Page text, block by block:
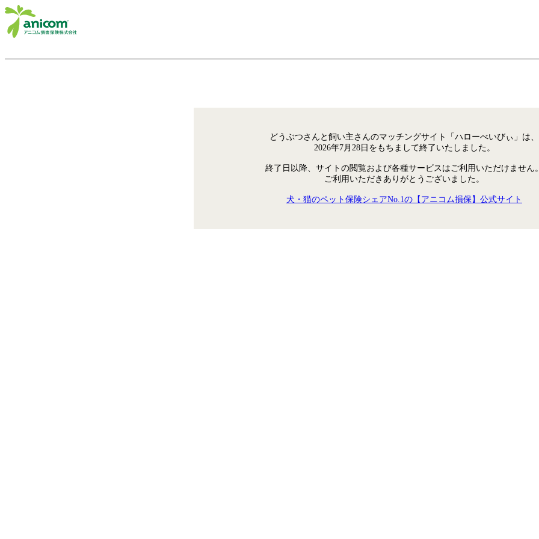
どうぶつさんと飼い主さんのマッチングサイト「ハローべいびぃ」は、
2026年7月28日をもちまして終了いたしました。
終了日以降、サイトの閲覧および各種サービスはご利用いただけません
ご利用いただきありがとうございました。
犬・猫のペット保険シェアNo.1の【アニコム損保】公式サイト